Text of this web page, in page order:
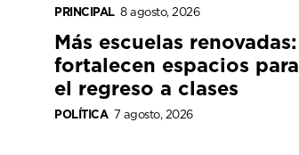
PRINCIPAL 8 agosto, 2026
Más escuelas renovadas:
fortalecen espacios para
el regreso a clases
POLÍTICA 7 agosto, 2026